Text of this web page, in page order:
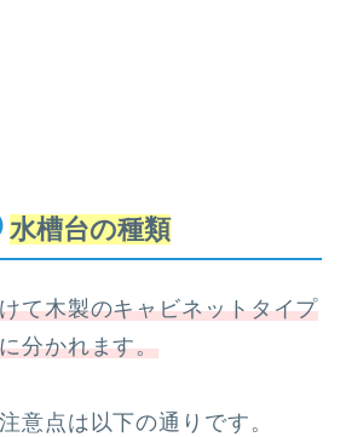
水槽台の種類
て木製のキャビネットタイプ
分かれます。
意点は以下の通りです。